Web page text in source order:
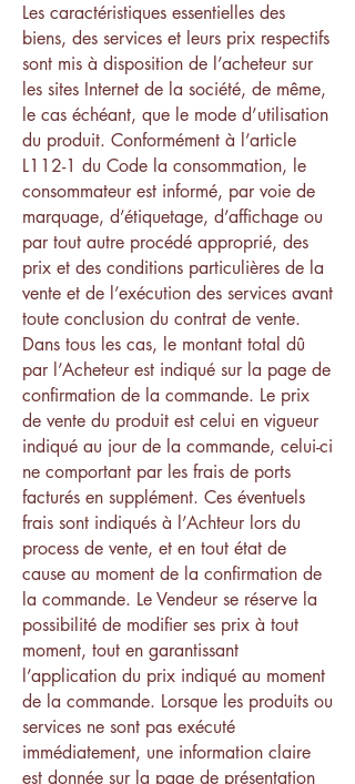
Les caractéristiques essentielles des
biens, des services et leurs prix respectifs
sont mis à disposition de l’acheteur sur
les sites Internet de la société, de même,
le cas échéant, que le mode d’utilisation
du produit. Conformément à l’article
L112-1 du Code la consommation, le
consommateur est informé, par voie de
marquage, d’étiquetage, d’affichage ou
par tout autre procédé approprié, des
prix et des conditions particulières de la
vente et de l’exécution des services avant
toute conclusion du contrat de vente.
Dans tous les cas, le montant total dû
par l’Acheteur est indiqué sur la page de
confirmation de la commande. Le prix
de vente du produit est celui en vigueur
indiqué au jour de la commande, celui-ci
ne comportant par les frais de ports
facturés en supplément. Ces éventuels
frais sont indiqués à l’Achteur lors du
process de vente, et en tout état de
cause au moment de la confirmation de
la commande. Le Vendeur se réserve la
possibilité de modifier ses prix à tout
moment, tout en garantissant
l’application du prix indiqué au moment
de la commande. Lorsque les produits ou
services ne sont pas exécuté
immédiatement, une information claire
est donnée sur la page de présentation